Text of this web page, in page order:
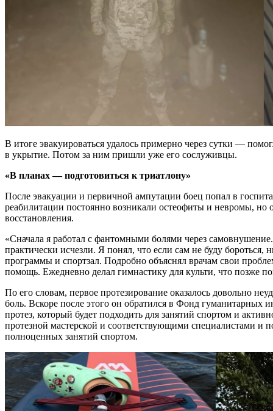
В итоге эвакуироваться удалось примерно через сутки —
в укрытие. Потом за ним пришли уже его сослуживцы.
«В планах — подготовиться к триатлону»
После эвакуации и первичной ампутации боец попал в
реабилитации постоянно возникали остеофиты и невромы, но
восстановления.
«Сначала я работал с фантомными болями через
практически исчезли. Я понял, что если сам не буду
программы и спортзал. Подробно объяснял врачам свои
помощь. Ежедневно делал гимнастику для культи, что позже
По его словам, первое протезирование оказалось довольно
боль. Вскоре после этого он обратился в Фонд гуманитарных
протез, который будет подходить для занятий спортом и
протезной мастерской и соответствующими специалистами и
полноценных занятий спортом.